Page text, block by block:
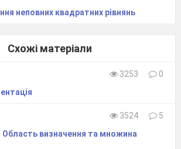
неповних квадратних рівнянь
Схожі матеріали
3253
0
3524
5
Область визначення та множина